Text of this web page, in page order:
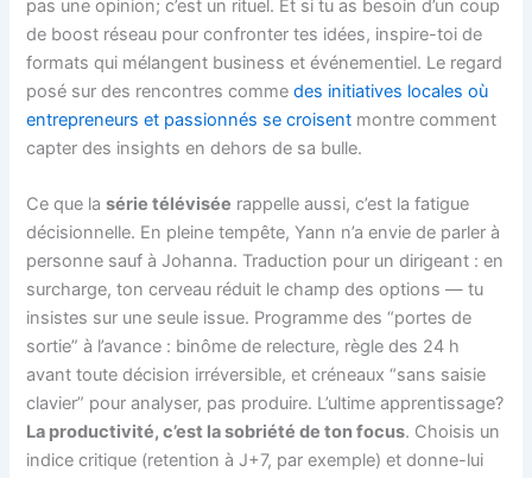
pas une opinion; c’est un rituel. Et si tu as besoin d’un coup
de boost réseau pour confronter tes idées, inspire-toi de
formats qui mélangent business et événementiel. Le regard
posé sur des rencontres commedes initiatives locales où
entrepreneurs et passionnés se croisent montre comment
capter des insights en dehors de sa bulle.
Ce que lasérie télévisée rappelle aussi, c’est la fatigue
décisionnelle. En pleine tempête, Yann n’a envie de parler à
personne sauf à Johanna. Traduction pour un dirigeant : en
surcharge, ton cerveau réduit le champ des options — tu
insistes sur une seule issue. Programme des “portes de
sortie” à l’avance : binôme de relecture, règle des 24 h
avant toute décision irréversible, et créneaux “sans saisie
clavier” pour analyser, pas produire. L’ultime apprentissage?
La productivité, c’est la sobriété de ton focus. Choisis un
indice critique (retention à J+7, par exemple) et donne-lui